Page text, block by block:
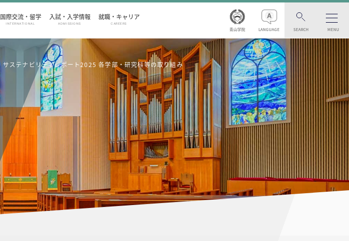
国際交流・留学
INTERNATIONAL
入試・入学情報
ADMISSIONS
就職・キャリア
CAREERS
青山学院 LANGUAGE SEARCH MENU
サステナビリティレポート2025 各学部・研究科等の取り組み